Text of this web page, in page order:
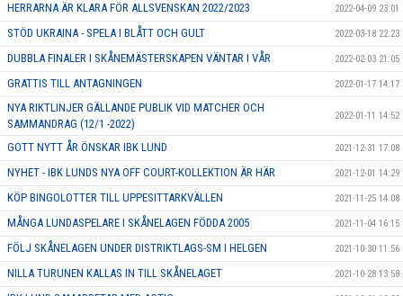
HERRARNA ÄR KLARA FÖR ALLSVENSKAN 2022/2023 2022-04-09 23:01
STÖD UKRAINA - SPELA I BLÅTT OCH GULT 2022-03-18 22:23
DUBBLA FINALER I SKÅNEMÄSTERSKAPEN VÄNTAR I VÅR 2022-02-03 21:05
GRATTIS TILL ANTAGNINGEN 2022-01-17 14:17
NYA RIKTLINJER GÄLLANDE PUBLIK VID MATCHER OCH
SAMMANDRAG (12/1 -2022)
2022-01-11 14:52
GOTT NYTT ÅR ÖNSKAR IBK LUND 2021-12-31 17:08
NYHET - IBK LUNDS NYA OFF COURT-KOLLEKTION ÄR HÄR 2021-12-01 14:29
KÖP BINGOLOTTER TILL UPPESITTARKVÄLLEN 2021-11-25 14:08
MÅNGA LUNDASPELARE I SKÅNELAGEN FÖDDA 2005 2021-11-04 16:15
FÖLJ SKÅNELAGEN UNDER DISTRIKTLAGS-SM I HELGEN 2021-10-30 11:56
NILLA TURUNEN KALLAS IN TILL SKÅNELAGET 2021-10-28 13:58